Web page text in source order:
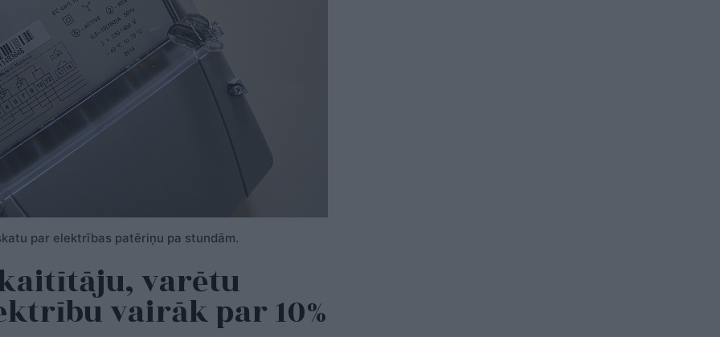
par elektrības patēriņu pa stundām.
varētu
vairāk par 10%